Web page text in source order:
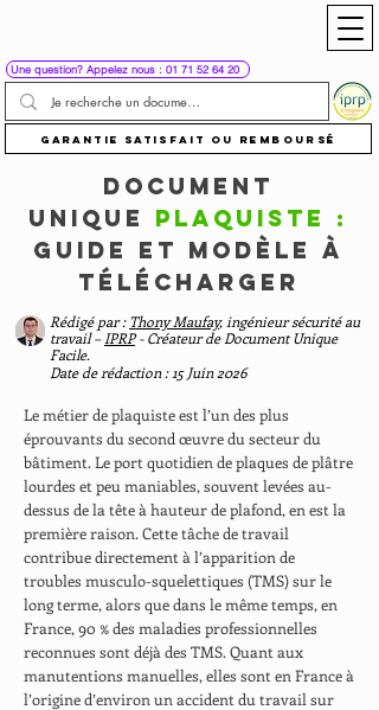
Garantie satisfait ou remboursé
Une question? Appelez nous : 01 71 52 64 20
Document
unique Plaquiste :
guide et modèle à
télécharger
Rédigé par : Thony Maufay, ingénieur sécurité au
travail – IPRP- Créateur de Document Unique
Facile.
Date de rédaction : 15 Juin 2026
Le métier de plaquiste est l’un des plus
éprouvants du second œuvre du secteur du
bâtiment. Le port quotidien de plaques de plâtre
lourdes et peu maniables, souvent levées au-
dessus de la tête à hauteur de plafond, en est la
première raison. Cette tâche de travail
contribue directement à l’apparition de
troubles musculo-squelettiques (TMS) sur le
long terme, alors que dans le même temps, en
France, 90 % des maladies professionnelles
reconnues sont déjà des TMS. Quant aux
manutentions manuelles, elles sont en France à
l’origine d’environ un accident du travail sur